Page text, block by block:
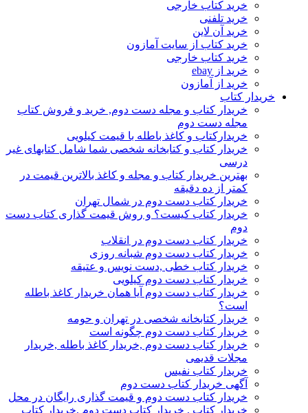
خرید کتاب خارجی
خرید تلفنی
خرید آن لاین
خرید کتاب از سایت آمازون
خرید کتاب خارجی
خرید از ebay
خرید از آمازون
خریدار کتاب
خریدار کتاب و مجله دست دوم, خرید و فروش کتاب
مجله دست دوم
خریدارکتاب و کاغذ باطله با قیمت کیلویی
خریدار کتاب و کتابخانه شخصی شما شامل کتابهای غیر
درسی
بهترین خریدار کتاب و مجله و کاغذ بالاترین قیمت در
کمتر از ده دقیقه
خریدار کتاب دست دوم در شمال تهران
خریدار کتاب کیست؟ و روش قیمت گذاری کتاب دست
دوم
خریدار کتاب دست دوم در انقلاب
خریدار کتاب دست دوم شبانه روزی
خریدار کتاب خطی ,دست نویس و عتیقه
خریدار کتاب دست دوم کیلویی
خریدار کتاب دست دوم آیا همان خریدار کاغذ باطله
است؟
خریدار کتابخانه شخصی در تهران و حومه
خریدار کتاب دست دوم چگونه است
خریدار کتاب دست دوم ,خریدار کاغذ باطله ,خریدار
مجلات قدیمی
خریدار کتاب نفیس
آگهی خریدار کتاب دست دوم
خریدار کتاب دست دوم و قیمت گذاری رایگان در محل
خریدار کتاب , خریدار کتاب دست دوم ,خریدار کتاب